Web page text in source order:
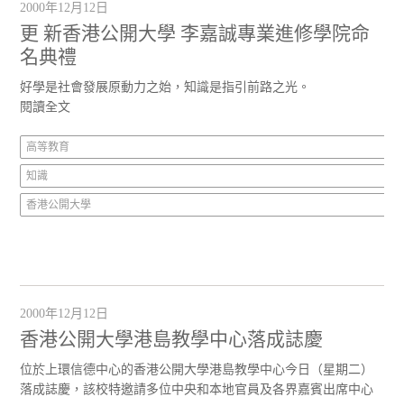
2000年12月12日
更 新香港公開大學 李嘉誠專業進修學院命
名典禮
好學是社會發展原動力之始，知識是指引前路之光。
閱讀全文
高等教育
知識
香港公開大學
2000年12月12日
香港公開大學港島教學中心落成誌慶
位於上環信德中心的香港公開大學港島教學中心今日（星期二）
落成誌慶，該校特邀請多位中央和本地官員及各界嘉賓出席中心